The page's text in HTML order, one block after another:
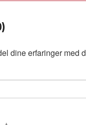
dine erfaringer med